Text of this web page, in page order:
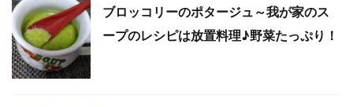
ブロッコリーのポタージュ～我が家のス
ープのレシピは放置料理♪野菜たっぷり！